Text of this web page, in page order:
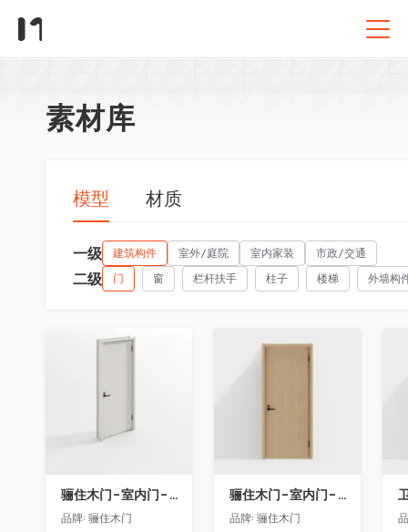
素材库
模型 材质
一级 建筑构件 室外/庭院 室内家装 市政/交通
二级 门 窗 栏杆扶手 柱子 楼梯 外墙构
收藏
骊住木门-室内门-单开门-BFA-EF浅灰色
品牌: 骊住木门
收藏
骊住木门-室内门-单开门-BFA-PP麦芽黄色
品牌: 骊住木门